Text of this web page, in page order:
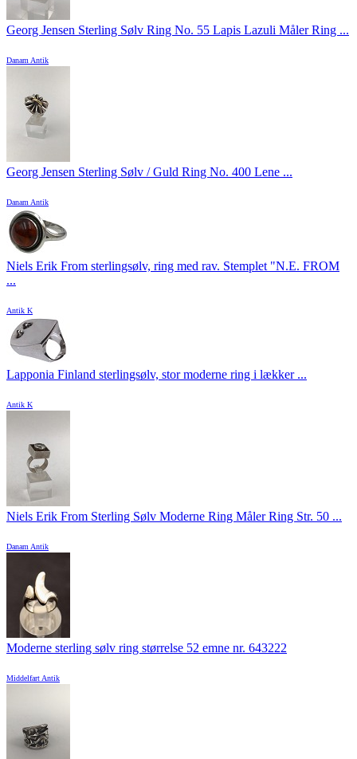
Georg Jensen Sterling Sølv Ring No. 55 Lapis Lazuli Måler Ring ...
Danam Antik
Georg Jensen Sterling Sølv / Guld Ring No. 400 Lene ...
Danam Antik
Niels Erik From sterlingsølv, ring med rav. Stemplet "N.E. FROM
...
Antik K
Lapponia Finland sterlingsølv, stor moderne ring i lækker ...
Antik K
Niels Erik From Sterling Sølv Moderne Ring Måler Ring Str. 50 ...
Danam Antik
Moderne sterling sølv ring størrelse 52 emne nr. 643222
Middelfart Antik